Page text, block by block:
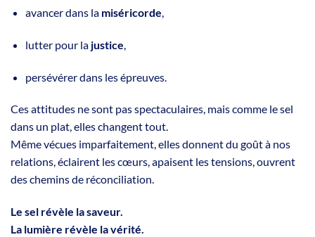
avancer dans la miséricorde,
lutter pour la justice,
persévérer dans les épreuves.
Ces attitudes ne sont pas spectaculaires, mais comme le sel
dans un plat, elles changent tout.
Même vécues imparfaitement, elles donnent du goût à nos
relations, éclairent les cœurs, apaisent les tensions, ouvrent
des chemins de réconciliation.
Le sel révèle la saveur.
La lumière révèle la vérité.